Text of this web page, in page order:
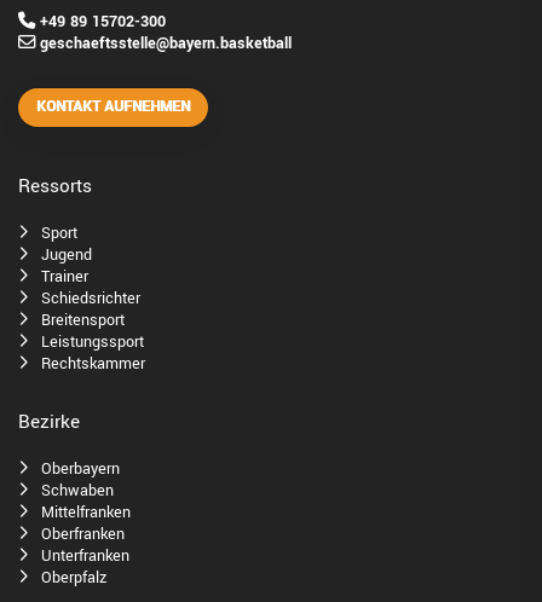
+49 89 15702-300
geschaeftsstelle@bayern.basketball
KONTAKT AUFNEHMEN
Ressorts
Sport
Jugend
Trainer
Schiedsrichter
Breitensport
Leistungssport
Rechtskammer
Bezirke
Oberbayern
Schwaben
Mittelfranken
Oberfranken
Unterfranken
Oberpfalz